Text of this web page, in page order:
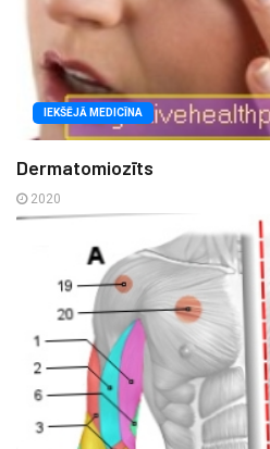
IEKŠĒJĀ MEDICĪNA
Dermatomiozīts
2020